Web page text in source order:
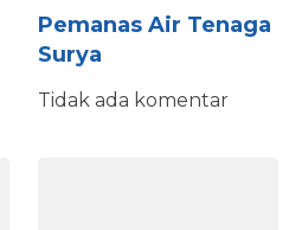
Pemanas Air Tenaga
Surya
Tidak ada komentar